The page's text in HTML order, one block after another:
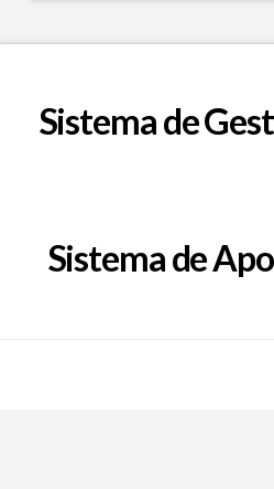
Sistema de
Sistema de